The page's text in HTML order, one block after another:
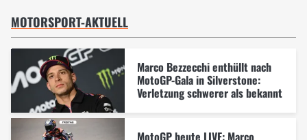
MOTORSPORT-AKTUELL
Marco Bezzecchi enthüllt nach
MotoGP-Gala in Silverstone:
Verletzung schwerer als bekannt
MotoGP heute LIVE: Marco